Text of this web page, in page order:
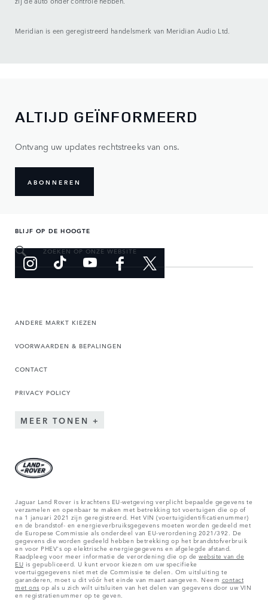
Meridian is een geregistreerd handelsmerk van Meridian Audio Ltd.
ALTIJD GEÏNFORMEERD
Ontvang uw updates rechtstreeks van ons.
ABONNEREN
BLIJF OP DE HOOGTE
ZOEKEN OP ONZE WEBSITE
ANDERE MARKT KIEZEN
VOORWAARDEN & BEPALINGEN
CONTACT
PRIVACY POLICY
MEER TONEN
Jaguar Land Rover is krachtens EU-wetgeving verplicht bepaalde gegevens te
verzamelen en openbaar te maken met betrekking tot voertuigen die op of
na 1 januari 2021 zijn geregistreerd. Het VIN (voertuigidentificatienummer)
en de brandstof- en energieverbruiksgegevens moeten worden gedeeld met
de Europese Commissie als onderdeel van EU-verordening 2021/392. De
gegevens die worden gedeeld hebben betrekking op het brandstofverbruik
en voor PHEV's op elektrische energiegegevens en afgelegde afstand.
Raadpleeg voor meer informatie de verordening die op dewebsite van de
EU is gepubliceerd. U kunt ervoor kiezen om uw specifieke
voertuiggegevens niet met de Commissie te delen. Om uitsluiting te
garanderen, moet u dit vóór het einde van maart aangeven. Neem contact
met ons op als u zich wilt uitsluiten van het delen van gegevens door uw VIN
en registratienummer op te geven.